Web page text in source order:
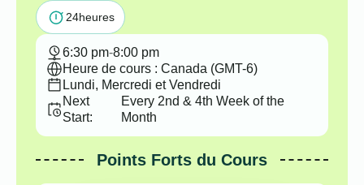
24heures
6:30 pm-8:00 pm
Heure de cours : Canada (GMT-6)
Lundi, Mercredi et Vendredi
Next
Start:
Every 2nd & 4th Week of the
Month
Points Forts du Cours